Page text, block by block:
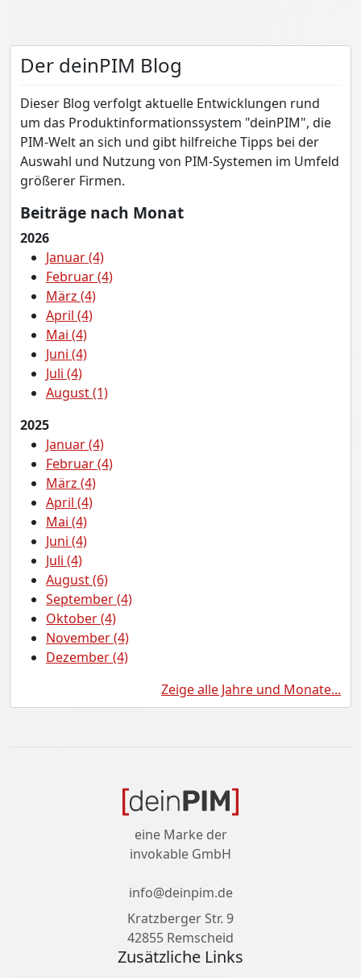
Der deinPIM Blog
Dieser Blog verfolgt aktuelle Entwicklungen rund
um das Produktinformationssystem "deinPIM", die
PIM-Welt an sich und gibt hilfreiche Tipps bei der
Auswahl und Nutzung von PIM-Systemen im Umfeld
größerer Firmen.
Beiträge nach Monat
2026
Januar (4)
Februar (4)
März (4)
April (4)
Mai (4)
Juni (4)
Juli (4)
August (1)
2025
Januar (4)
Februar (4)
März (4)
April (4)
Mai (4)
Juni (4)
Juli (4)
August (6)
September (4)
Oktober (4)
November (4)
Dezember (4)
Zeige alle Jahre und Monate...
eine Marke der
invokable GmbH
info@deinpim.de
Kratzberger Str. 9
42855 Remscheid
Zusätzliche Links